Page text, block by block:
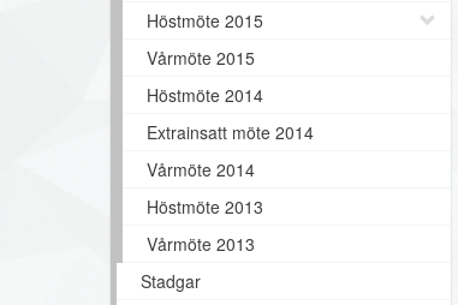
Höstmöte 2015
Vårmöte 2015
Höstmöte 2014
Extrainsatt möte 2014
Vårmöte 2014
Höstmöte 2013
Vårmöte 2013
Stadgar